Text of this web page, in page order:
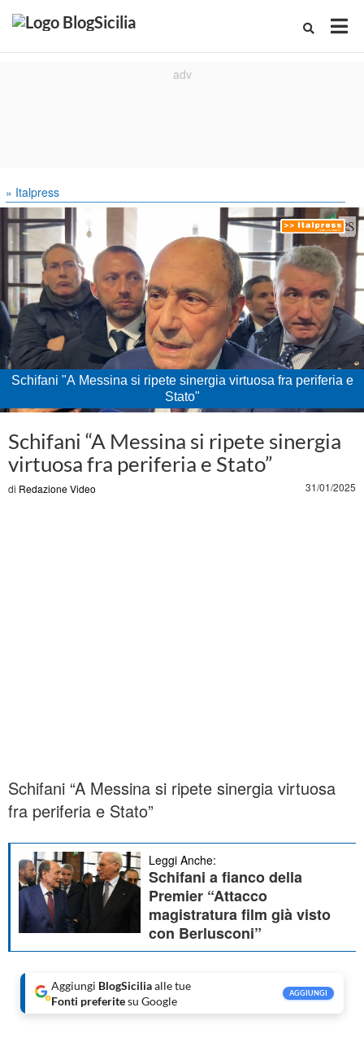
» Italpress
Schifani "A Messina si ripete sinergia virtuosa fra periferia e
Stato"
Unmute Loaded:
Schifani “A Messina si ripete sinergia
virtuosa fra periferia e Stato”
di Redazione Video 31/01/2025
Schifani “A Messina si ripete sinergia virtuosa
fra periferia e Stato”
Leggi Anche:
Schifani a fianco della
Premier “Attacco
magistratura film già visto
con Berlusconi”
Aggiungi BlogSiciliaalle tue
Fonti preferitesu Google
AGGIUNGI